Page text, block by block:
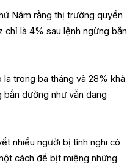
Năm rằng thị trường quyền
chỉ là 4% sau lệnh ngừng bắn
trong ba tháng và 28% khả
dường như vẫn đang
nhiều người bị tình nghi có
cách để bịt miệng những